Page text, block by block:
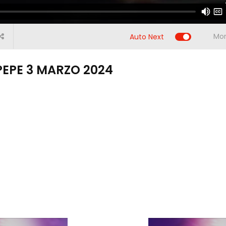
00:00
Auto Next
3 MARZO 2024